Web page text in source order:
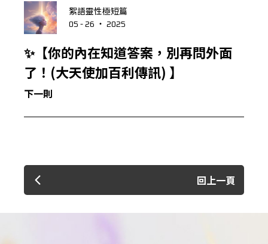
絮語靈性極短篇
05 - 26 ‧ 2025
✨【你的內在知道答案，別再問外面
了！(大天使加百利傳訊) 】
下一則
回上一頁